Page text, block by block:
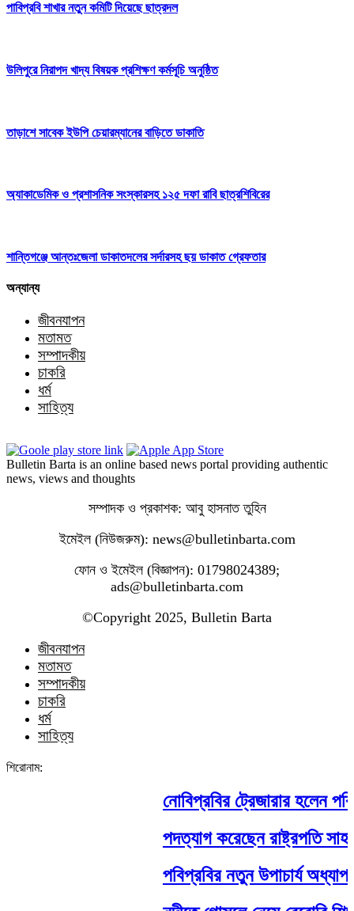
পাবিপ্রবি শাখার নতুন কমিটি দিয়েছে ছাত্রদল
উলিপুরে নিরাপদ খাদ্য বিষয়ক প্রশিক্ষণ কর্মসূচি অনুষ্ঠিত
তাড়াশে সাবেক ইউপি চেয়ারম্যানের বাড়িতে ডাকাতি
অ্যাকাডেমিক ও প্রশাসনিক সংস্কারসহ ১২৫ দফা রাবি ছাত্রশিবিরের
শান্তিগঞ্জে আন্তঃজেলা ডাকাতদলের সর্দারসহ ছয় ডাকাত গ্রেফতার
অন্যান্য
জীবনযাপন
মতামত
সম্পাদকীয়
চাকরি
ধর্ম
সাহিত্য
Bulletin Barta is an online based news portal providing authentic
news, views and thoughts
সম্পাদক ও প্রকাশক: আবু হাসনাত তুহিন
ইমেইল (নিউজরুম): news@bulletinbarta.com
ফোন ও ইমেইল (বিজ্ঞাপন): 01798024389;
ads@bulletinbarta.com
©️Copyright 2025, Bulletin Barta
জীবনযাপন
মতামত
সম্পাদকীয়
চাকরি
ধর্ম
সাহিত্য
শিরোনাম:
নোবিপ্রবির ট্রেজারার হলেন
পদত্যাগ করেছেন রাষ্ট্রপতি
পবিপ্রবির নতুন উপাচার্য অধ্যাপক